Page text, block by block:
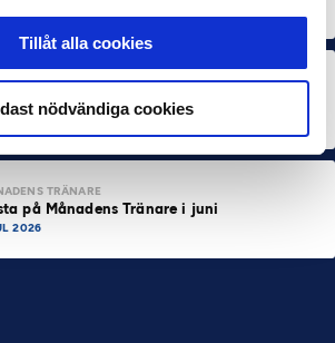
Tillåt alla cookies
nödvändiga cookies
SPELARE
på Månadens Spelare i juni
2026
TRÄNARE
på Månadens Tränare i juni
2026